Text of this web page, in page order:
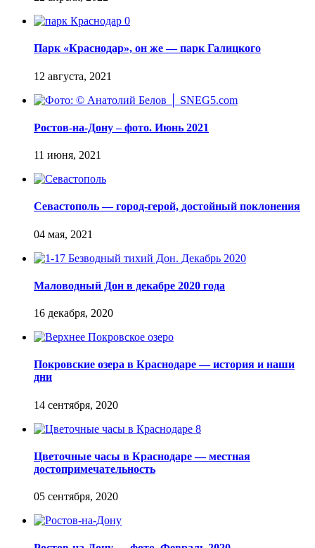
Парк «Краснодар», он же — парк Галицкого
Ростов-на-Дону – фото. Июнь 2021
Севастополь — город-герой, достойный поклонения
Маловодный Дон в декабре 2020 года
Покровские озера в Краснодаре — история и наши
дни
Цветочные часы в Краснодаре — местная
достопримечательность